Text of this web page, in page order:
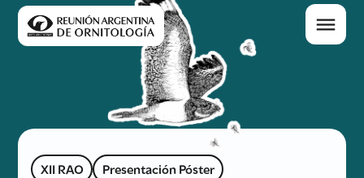
XII RAO Presentación Póster